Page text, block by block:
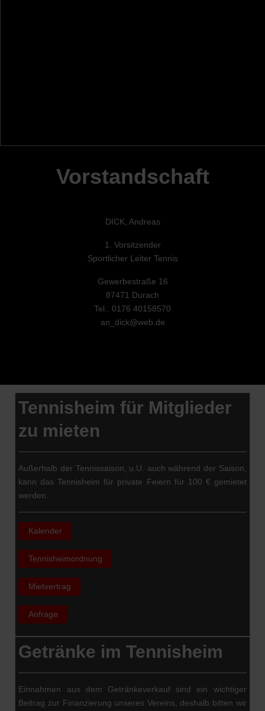
Vorstandschaft
DICK, Andreas
1. Vorsitzender
Sportlicher Leiter Tennis
Gewerbestraße 16
87471 Durach
Tel.: 0176 40158570
an_dick@web.de
Tennisheim für Mitglieder
zu mieten
Außerhalb der Tennissaison, u.U. auch während der Saison,
kann das Tennisheim für private Feiern für 100 € gemietet
werden.
Kalender
Tennisheimordnung
Mietvertrag
Anfrage
Getränke im Tennisheim
Einnahmen aus dem Getränkeverkauf sind ein wichtiger
Beitrag zur Finanzierung unseres Vereins, deshalb bitten wir